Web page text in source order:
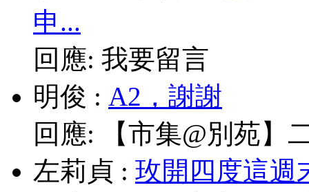
申...
回應: 我要留言
明俊 : A2，謝謝
回應:
【市集@別苑】
左莉貞 : 玫開四度這週